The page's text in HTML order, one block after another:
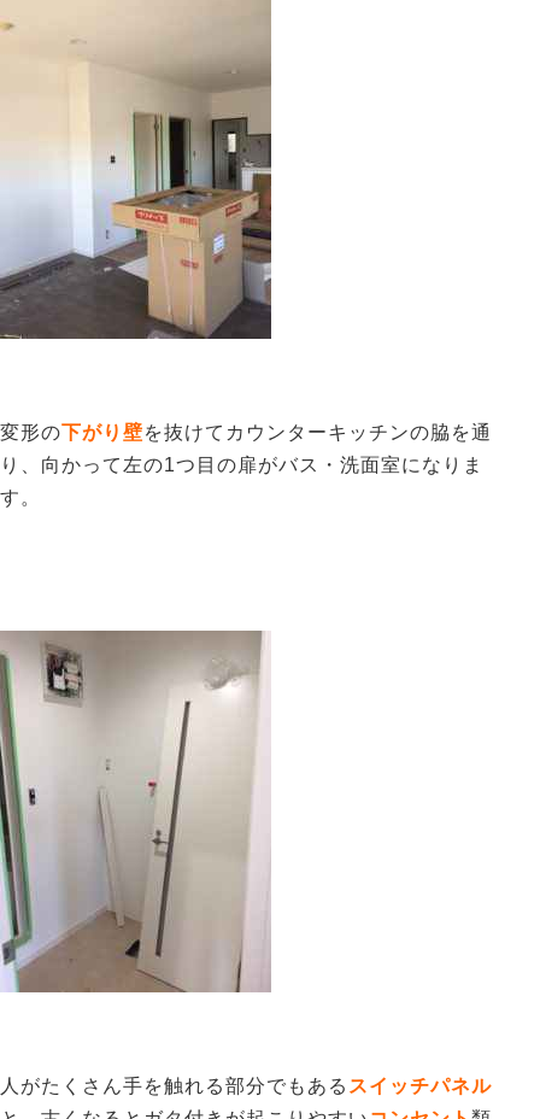
変形の下がり壁を抜けてカウンターキッチンの脇を通
り、向かって左の1つ目の扉がバス・洗面室になりま
す。
人がたくさん手を触れる部分でもある スイッチパネル